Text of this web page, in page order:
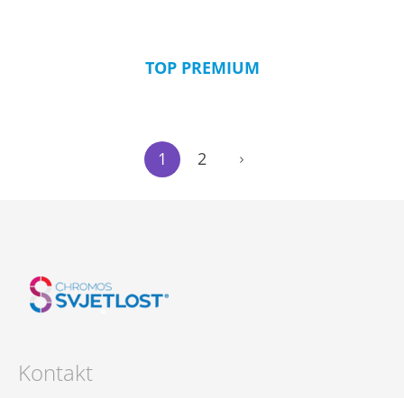
TOP PREMIUM
1 2
Kontakt